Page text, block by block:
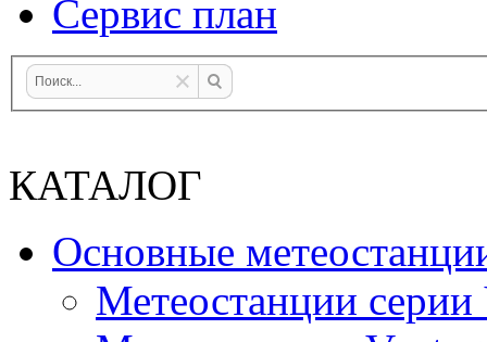
Сервис план
КАТАЛОГ
Основные
Метеостанции